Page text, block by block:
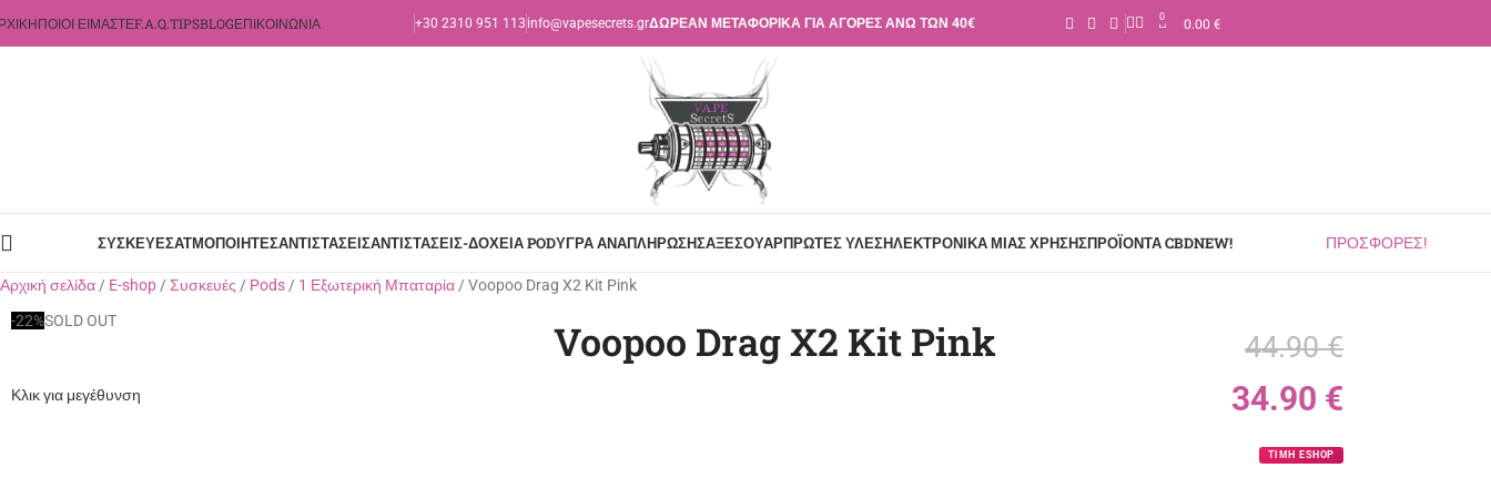
ΠΟΙΟΙ ΕΊΜΑΣΤΕF.A.Q.TIPSBLOGΕΠΙΚΟΙΝΩΝΊΑ +30 2310 951 113 info@vapesecrets.grΔΩΡΕΑΝ ΜΕΤΑΦΟΡΙΚΑ ΓΙΑ ΑΓΟΡΕΣ ΑΝΩ ΤΩΝ 40€ 0 0.00€Παρακολούθηση Παραγγελίας
ΣΥΣΚΕΥΈΣΑΤΜΟΠΟΙΗΤΈΣΑΝΤΙΣΤΆΣΕΙΣΑΝΤΙΣΤΆΣΕΙΣ-ΔΟΧΕΊΑ PODΥΓΡΆ ΑΝΑΠΛΉΡΩΣΗΣΑΞΕΣΟΥΆΡΠΡΏΤΕΣ ΎΛΕΣΗΛΕΚΤΡΟΝΙΚΆ ΜΙΑΣ ΧΡΉΣΗΣΠΡΟΪΌΝΤΑ CBDNEW! ΠΡΟΣΦΟΡΕΣ!
Αρχική σελίδα E-shop Συσκευές Pods 1 Εξωτερική Μπαταρία
Voopoo Drag X2 Kit Pink
-22%SOLD OUT
Κλικ για μεγέθυνση
Voopoo Drag X2 Kit Pink 44.90€
34.90 €
ΤΙΜΗ ESHOP